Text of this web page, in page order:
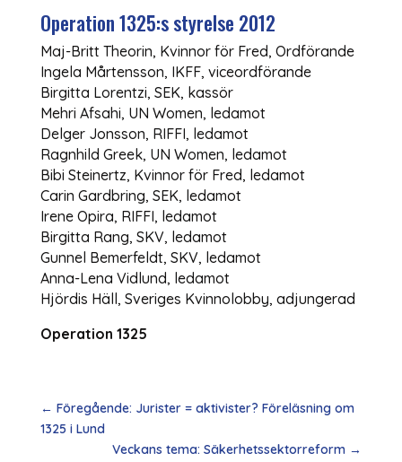
Operation 1325:s styrelse 2012
Maj-Britt Theorin, Kvinnor för Fred, Ordförande
Ingela Mårtensson, IKFF, viceordförande
Birgitta Lorentzi, SEK, kassör
Mehri Afsahi, UN Women, ledamot
Delger Jonsson, RIFFI, ledamot
Ragnhild Greek, UN Women, ledamot
Bibi Steinertz, Kvinnor för Fred, ledamot
Carin Gardbring, SEK, ledamot
Irene Opira, RIFFI, ledamot
Birgitta Rang, SKV, ledamot
Gunnel Bemerfeldt, SKV, ledamot
Anna-Lena Vidlund, ledamot
Hjördis Häll, Sveriges Kvinnolobby, adjungerad
Operation 1325
← Föregående: Jurister = aktivister? Föreläsning om
1325 i Lund
Veckans tema: Säkerhetssektorreform →